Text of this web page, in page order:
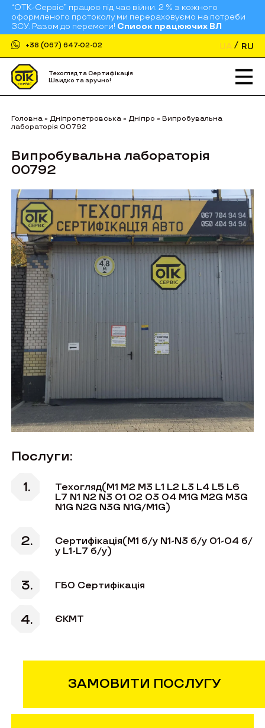
“ОТК-Сервіс” працює під час війни. 2 % з кожного
оформленого протоколу ми перераховуємо на потреби
ЗСУ. Разом до перемоги! Список працюючих ВЛ
+38 (067) 647-02-02 UA RU
Техогляд та Сертифікація
Швидко та зручно!
Головна »Дніпропетровська »Дніпро »Випробувальна
лабораторія 00792
Випробувальна лабораторія
00792
Послуги:
Техогляд(M1 M2 M3 L1 L2 L3 L4 L5 L6
L7 N1 N2 N3 O1 O2 O3 O4 M1G M2G M3G
N1G N2G N3G N1G/M1G)
Сертифікація(М1 б/у N1-N3 б/у О1-О4 б/
у L1-L7 б/у)
ГБО Сертифікація
ЄКМТ
ЗАМОВИТИ ПОСЛУГУ